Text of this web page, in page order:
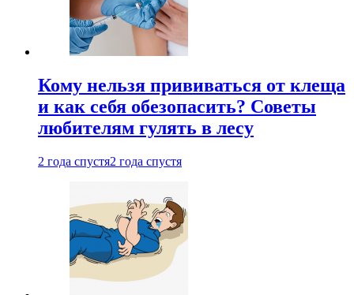
Кому нельзя прививаться от клеща
и как себя обезопасить? Советы
любителям гулять в лесу
2 года спустя2 года спустя